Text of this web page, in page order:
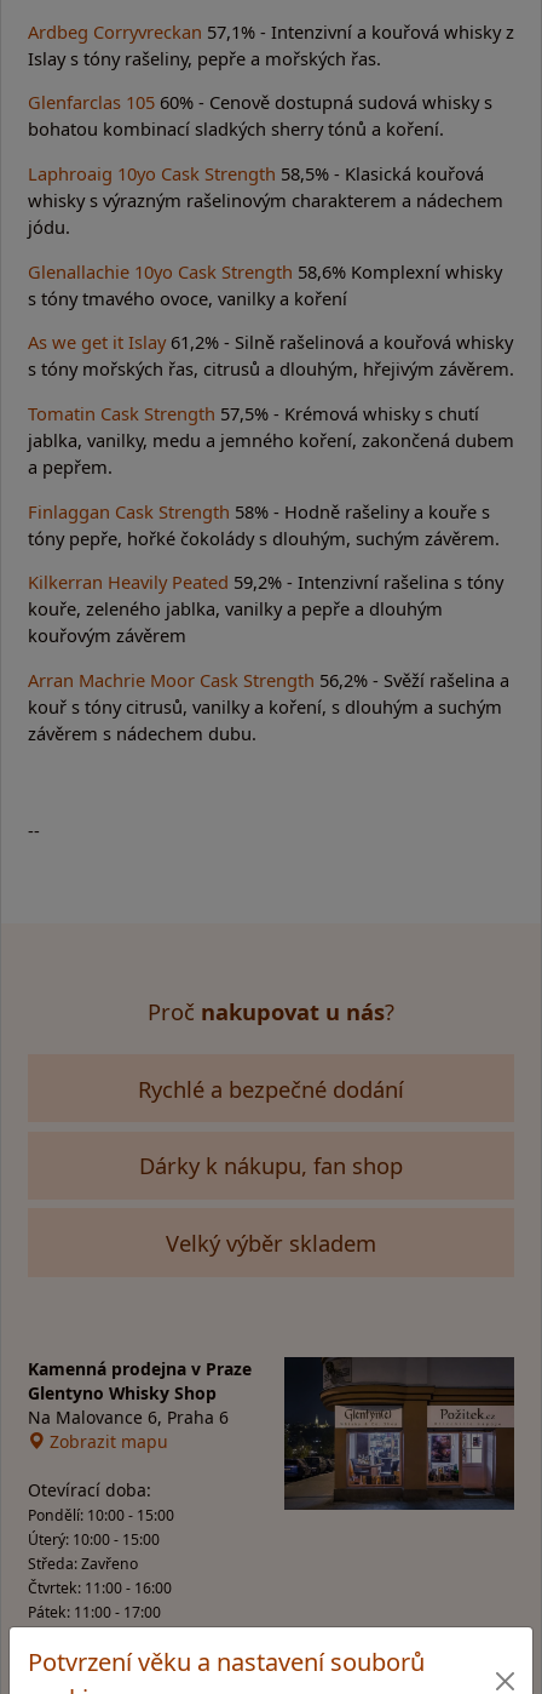
Potvrzení věku a nastavení souborů
Ardbeg Corryvreckan 57,1% - Intenzivní a kouřová whisky z
Islay s tóny rašeliny, pepře a mořských řas.
Glenfarclas 105 60% - Cenově dostupná sudová whisky s
bohatou kombinací sladkých sherry tónů a koření.
Laphroaig 10yo Cask Strength 58,5% - Klasická kouřová
whisky s výrazným rašelinovým charakterem a nádechem
jódu.
Glenallachie 10yo Cask Strength 58,6% Komplexní whisky
s tóny tmavého ovoce, vanilky a koření
As we get it Islay61,2% - Silně rašelinová a kouřová whisky
s tóny mořských řas, citrusů a dlouhým, hřejivým závěrem.
Tomatin Cask Strength 57,5% - Krémová whisky s chutí
jablka, vanilky, medu a jemného koření, zakončená dubem
a pepřem.
Finlaggan Cask Strength 58% - Hodně rašeliny a kouře s
tóny pepře, hořké čokolády s dlouhým, suchým závěrem.
Kilkerran Heavily Peated 59,2% - Intenzivní rašelina s tóny
kouře, zeleného jablka, vanilky a pepře a dlouhým
kouřovým závěrem
Arran Machrie Moor Cask Strength 56,2% - Svěží rašelina a
kouř s tóny citrusů, vanilky a koření, s dlouhým a suchým
závěrem s nádechem dubu.
--
Proč nakupovat u nás?
Rychlé a bezpečné dodání
Dárky k nákupu, fan shop
Velký výběr skladem
Kamenná prodejna v Praze
Glentyno Whisky Shop
Na Malovance 6, Praha 6
Zobrazit mapu
Otevírací doba:
Pondělí: 10:00 - 15:00
Úterý: 10:00 - 15:00
Středa: Zavřeno
Čtvrtek: 11:00 - 16:00
Pátek: 11:00 - 17:00